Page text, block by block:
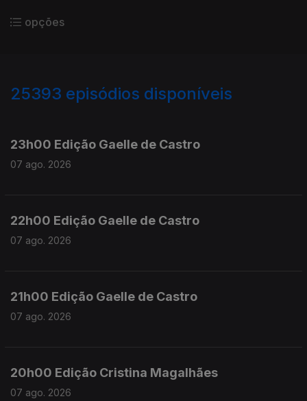
opções
25393 episódios disponíveis
23h00 Edição Gaelle de Castro
07 ago. 2026
22h00 Edição Gaelle de Castro
07 ago. 2026
21h00 Edição Gaelle de Castro
07 ago. 2026
20h00 Edição Cristina Magalhães
07 ago. 2026